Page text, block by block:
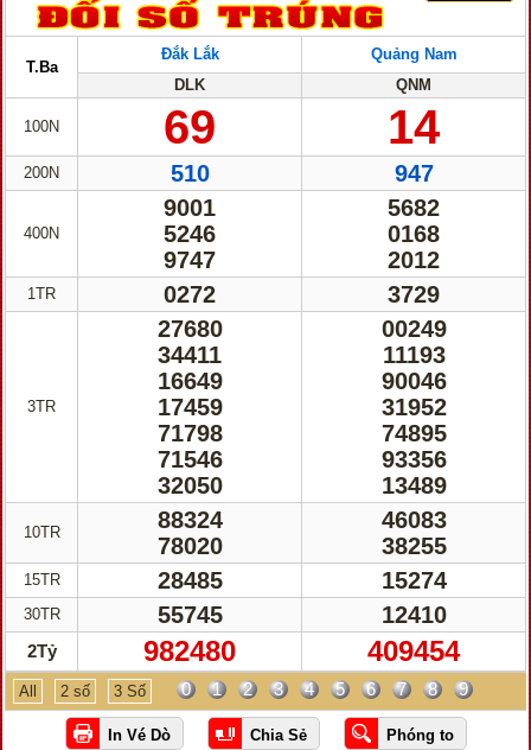
T.Ba
100N
200N
400N
1TR
3TR
10TR
15TR
30TR
2Tỷ
Đắk Lắk
DLK
69
510
9001
5246
9747
0272
27680
34411
16649
17459
71798
71546
32050
88324
78020
28485
55745
982480
Quảng Nam
QNM
14
947
5682
0168
2012
3729
00249
11193
90046
31952
74895
93356
13489
46083
38255
15274
12410
409454
All 2 số 3 Số 0 1 2 3 4 5 6 7 8 9